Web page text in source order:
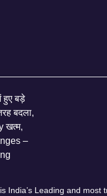
is India’s Leading and most